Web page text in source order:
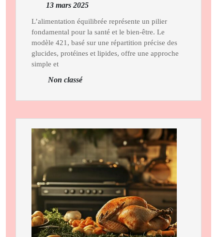
Équilibrée
Diététique
Et
Nutrition
421
Les
Compléments
Alimentaires
En
Question
13 mars 202513
2025
L’alimentation équilibrée représente un pilier
fondamental pour la santé et le bien-être. Le
modèle 421, basé sur une répartition précise des
glucides, protéines et lipides, offre une approche
simple et
Non classé